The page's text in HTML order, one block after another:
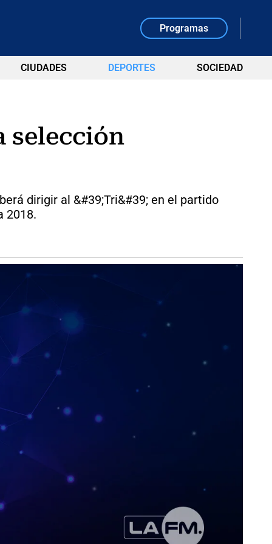
Programas
CIUDADES DEPORTES SOCIEDAD
selección
dirigir al &#39;Tri&#39; en el partido
2018.